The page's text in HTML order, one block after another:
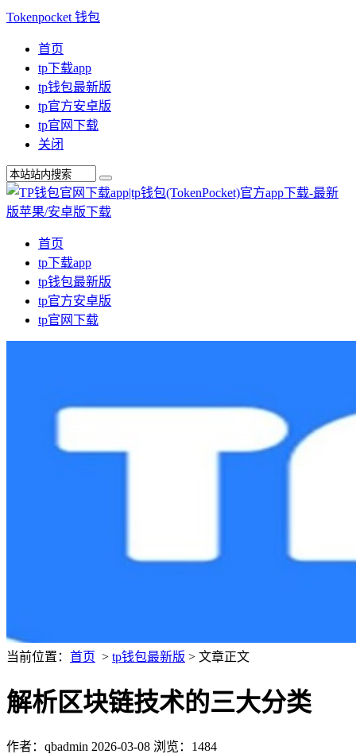
Tokenpocket 钱包
首页
tp下载app
tp钱包最新版
tp官方安卓版
tp官网下载
关闭
首页
tp下载app
tp钱包最新版
tp官方安卓版
tp官网下载
当前位置： 首页 > tp钱包最新版 > 文章正文
解析区块链技术的三大分类
作者：qbadmin 2026-03-08 浏览：1484